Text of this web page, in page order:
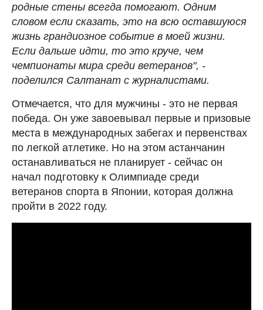
родные стены всегда помогают. Одним
словом если сказать, это на всю оставшуюся
жизнь грандиозное событие в моей жизни.
Если дальше идти, то это круче, чем
чемпионаты мира среди ветеранов", -
поделился Салтанат с журналистами.
Отмечается, что для мужчины - это не первая
победа. Он уже завоевывал первые и призовые
места в международных забегах и первенствах
по легкой атлетике. Но на этом астанчанин
останавливаться не планирует - сейчас он
начал подготовку к Олимпиаде среди
ветеранов спорта в Японии, которая должна
пройти в 2022 году.